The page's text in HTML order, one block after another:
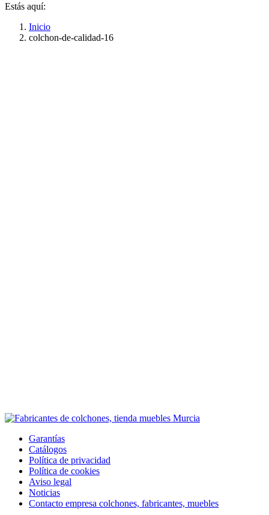
Estás aquí:
Inicio
colchon-de-calidad-16
Garantías
Catálogos
Política de privacidad
Política de cookies
Aviso legal
Noticias
Contacto empresa colchones, fabricantes, muebles